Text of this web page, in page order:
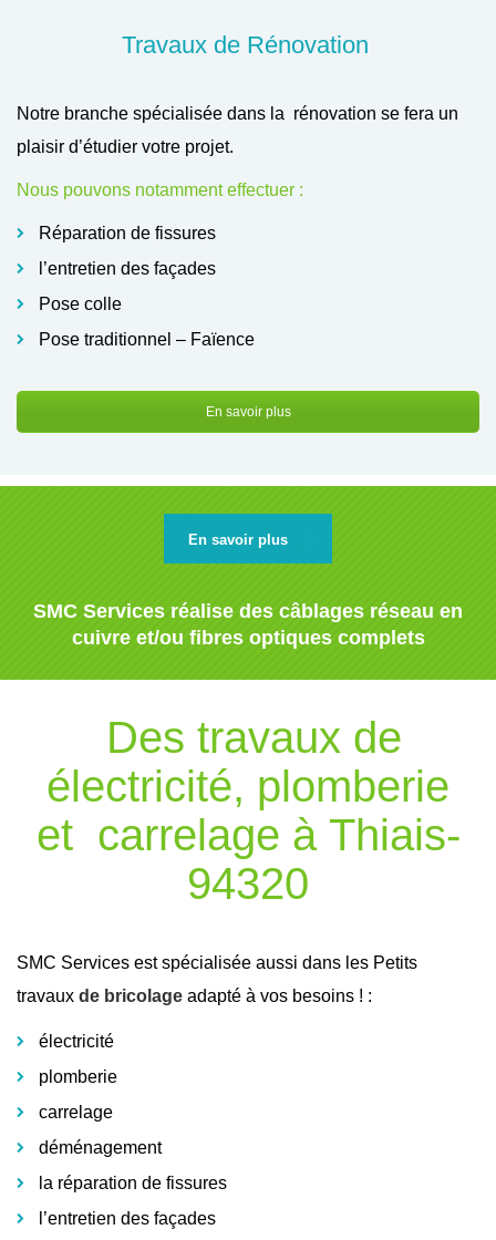
Travaux de Rénovation
Notre branche spécialisée dans la rénovation se fera un
plaisir d’étudier votre projet.
Nous pouvons notamment effectuer :
Réparation de fissures
l’entretien des façades
Pose colle
Pose traditionnel – Faïence
En savoir plus
En savoir plus
SMC Services réalise des câblages réseau en
cuivre et/ou fibres optiques complets
Des travaux de
électricité, plomberie
et carrelage à Thiais-
94320
SMC Services est spécialisée aussi dans les Petits
travaux de bricolage adapté à vos besoins ! :
électricité
plomberie
carrelage
déménagement
la réparation de fissures
l’entretien des façades